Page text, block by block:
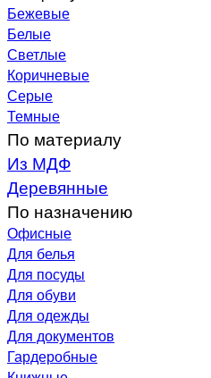
Бежевые
Белые
Светлые
Коричневые
Серые
Темные
По материалу
Из МДФ
Деревянные
По назначению
Офисные
Для белья
Для посуды
Для обуви
Для одежды
Для документов
Гардеробные